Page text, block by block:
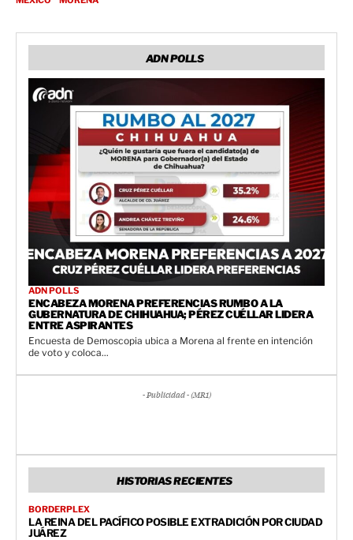
ADN POLLS
ADN POLLS
ENCABEZA MORENA PREFERENCIAS RUMBO A LA
GUBERNATURA DE CHIHUAHUA; PÉREZ CUÉLLAR LIDERA
ENTRE ASPIRANTES
Encuesta de Demoscopia ubica a Morena al frente en intención
de voto y coloca...
- Publicidad - (MR1)
HISTORIAS RECIENTES
BORDERPLEX
LA REINA DEL PACÍFICO POSIBLE EXTRADICIÓN POR CIUDAD
JUÁREZ